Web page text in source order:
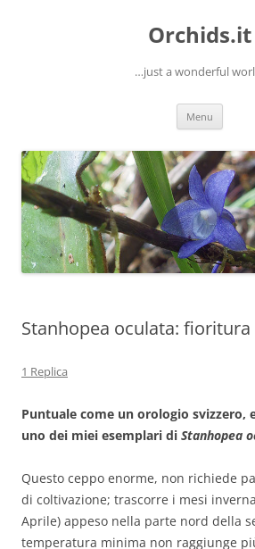
Orchids.it
…just a wonderful
Menu
Stanhopea oculata:
1 Replica
Puntuale come un orologio svizzero,
uno dei miei esemplari di Stanhopea
Questo ceppo enorme, non richiede
di coltivazione; trascorre i mesi
Aprile) appeso nella parte nord della
temperatura minima non raggiunge